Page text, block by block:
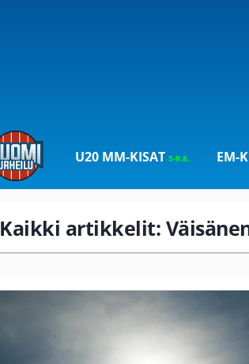
U20 MM-KISAT5-9.8. EM-
Kaikki artikkelit: